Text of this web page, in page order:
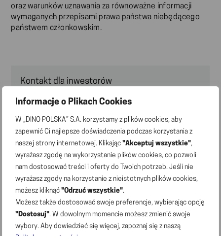
Informacje o Plikach Cookies
W „DINO POLSKA” S.A. korzystamy z plików cookies, aby
zapewnić Ci najlepsze doświadczenia podczas korzystania z
naszej strony internetowej. Klikając "Akceptuj wszystkie",
wyrażasz zgodę na wykorzystanie plików cookies, co pozwoli
nam dostosować treści i oferty do Twoich potrzeb. Jeśli nie
wyrażasz zgody na korzystanie z nieistotnych plików cookies,
możesz kliknąć "Odrzuć wszystkie".
Możesz także dostosować swoje preferencje, wybierając opcję
"Dostosuj". W dowolnym momencie możesz zmienić swoje
wybory. Aby dowiedzieć się więcej, zapoznaj się z naszą
oraz warunków uznawania za równoważne informacji
wymaganych przepisami prawa państwa niebędącego
państwem członkowskim.
Kontakt dla inwestorów
Grzegorz Uraziński
e-mail:ir@marketdino.pl
Aktualności
02.07.2026 | Komunikaty prasowe
Sieć Dino liczy 3176 sklepów; 148 nowych sklepów
otwartych w pierwszym półroczu 2026 r.